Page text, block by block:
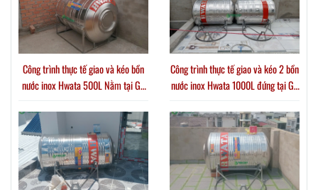
Công trình thực tế giao và kéo bồn
nước inox Hwata 500L Nằm tại Gò
Công trình thực tế giao và kéo 2 bồn
nước inox Hwata 1000L đứng tại Gò